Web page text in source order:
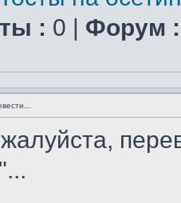
: 0 | Форум :